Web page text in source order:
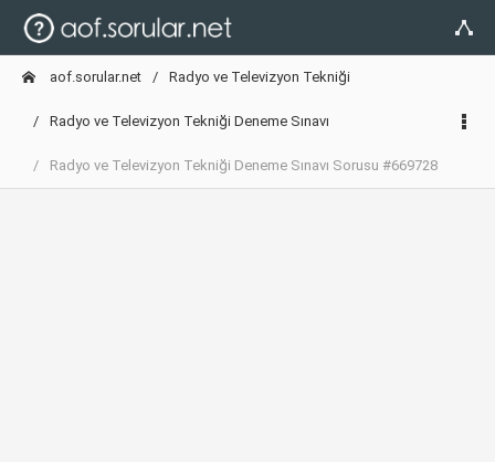
aof.sorular.net Radyo ve Televizyon Tekniği
Radyo ve Televizyon Tekniği Deneme Sınavı
Radyo ve Televizyon Tekniği Deneme Sınavı Sorusu #669728